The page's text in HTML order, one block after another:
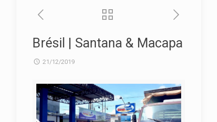
Brésil | Santana & Macapa
21/12/2019